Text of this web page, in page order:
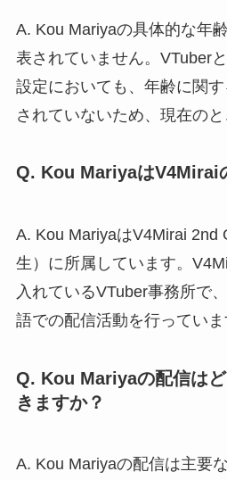
A. Kou Mariyaの具体的な年
表されていません。VTuber
設定においても、年齢に関
されていないため、現在のと
Q. Kou MariyaはV4Mirai
A. Kou MariyaはV4Mirai 2nd
生）に所属しています。
入れているVTuber事務所で
語での配信活動を行っていま
Q. Kou Mariyaの配信は
きますか？
A. Kou Mariyaの配信は主要